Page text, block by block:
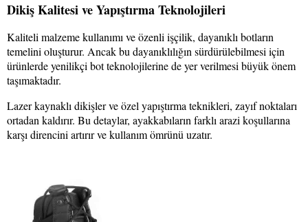
Dikiş Kalitesi ve Yapıştırma Teknolojileri
Kaliteli malzeme kullanımı ve özenli işçilik, dayanıklı botların
temelini oluşturur. Ancak bu dayanıklılığın sürdürülebilmesi için
ürünlerde yenilikçi bot teknolojilerine de yer verilmesi büyük önem
taşımaktadır.
Lazer kaynaklı dikişler ve özel yapıştırma teknikleri, zayıf noktaları
ortadan kaldırır. Bu detaylar, ayakkabıların farklı arazi koşullarına
karşı direncini artırır ve kullanım ömrünü uzatır.